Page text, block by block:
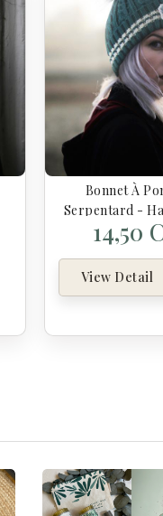
Bonnet À
Serpentard -
14,50
View Detail